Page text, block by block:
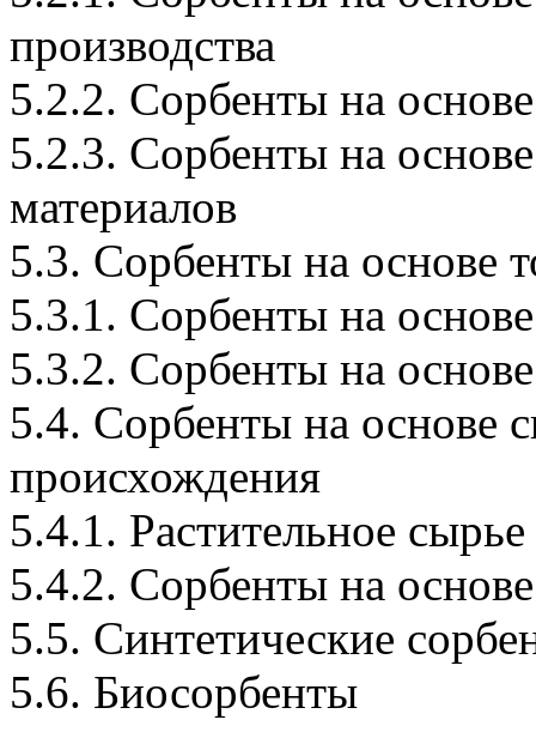
производства
5.2.2. Сорбенты на
5.2.3. Сорбенты на
материалов
5.3. Сорбенты на основе
5.3.1. Сорбенты на
5.3.2. Сорбенты на
5.4. Сорбенты на основе
происхождения
5.4.1. Растительное
5.4.2. Сорбенты на
5.5. Синтетические
5.6. Биосорбенты